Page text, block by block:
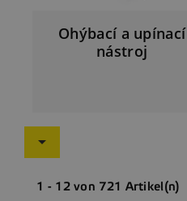
Ohýbací a upínací
nástroj

1 - 12 von 721 Artikel(n)